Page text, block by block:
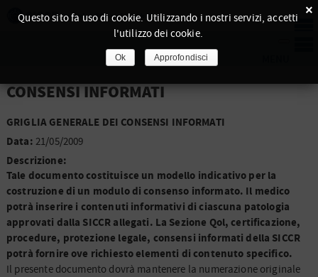
CONSENSI INFORMATI
GRIGLIA GENERALE DEI CONSENSI INFORMATI
Data: 21/05/2009
Descrizione:
Tale documento costituisce un modello indicativo per la
costruzione di un modulo di consenso informato. Il medico
potrà inserire i contenuti informativi di ciascuna patologia
approvati dalla SICCR allegati. La Sezione Qol, certificazione,
procedure, protezione legale, consensi informati della SICCR
potrà fornire ove richiesto elementi di contenuto specifico.
Il presente documento dovrà mantenere la numerazione originale
×
Questo sito fa uso di cookie. Utilizzando i nostri servizi, accetti
l'utilizzo dei cookie.
Ok Approfondisci